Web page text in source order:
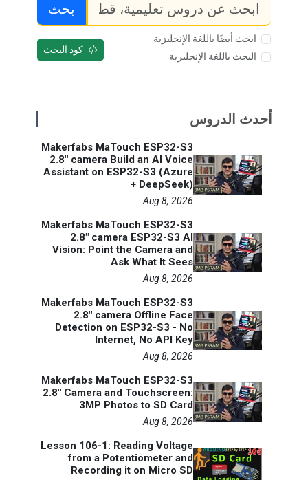
بحث
ابحث أيضًا باللغة الإنجليزية
البحث باللغة الإنجليزية
كود البحث
أحدث الدروس
Makerfabs MaTouch ESP32-S3
2.8" camera Build an AI Voice
Assistant on ESP32-S3 (Azure
+ DeepSeek)
Aug 8, 2026
Makerfabs MaTouch ESP32-S3
2.8" camera ESP32-S3 AI
Vision: Point the Camera and
Ask What It Sees
Aug 8, 2026
Makerfabs MaTouch ESP32-S3
2.8" camera Offline Face
Detection on ESP32-S3 - No
Internet, No API Key
Aug 8, 2026
Makerfabs MaTouch ESP32-S3
2.8" Camera and Touchscreen:
3MP Photos to SD Card
Aug 8, 2026
Lesson 106-1: Reading Voltage
from a Potentiometer and
Recording it on Micro SD